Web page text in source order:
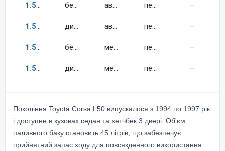
1.594 бензин автомат передній –
1.567 дизель автомат передній –
1.594 бензин механіка передній –
1.567 дизель механіка передній –
Покоління Toyota Corsa L50 випускалося з 1994 по 1997 рік
і доступне в кузовах седан та хетчбек 3 двері. Об'єм
паливного баку становить 45 літрів, що забезпечує
прийнятний запас ходу для повсякденного використання.